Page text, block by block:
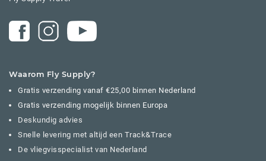
Waarom Fly Supply?
Gratis verzending vanaf €25,00 binnen Nederland
Gratis verzending mogelijk binnen Europa
Deskundig advies
Snelle levering met altijd een Track&Trace
De vliegvisspecialist van Nederland